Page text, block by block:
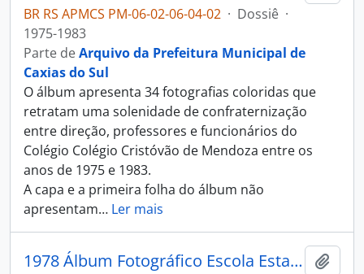
BR RS APMCS PM-06-02-06-04-02 · Dossiê ·
1975-1983
Parte deArquivo da Prefeitura Municipal de
Caxias do Sul
O álbum apresenta 34 fotografias coloridas que
retratam uma solenidade de confraternização
entre direção, professores e funcionários do
Colégio Colégio Cristóvão de Mendoza entre os
anos de 1975 e 1983.
A capa e a primeira folha do álbum não
apresentam… Ler mais
1978 Álbum Fotográfico Escola Estadual Cristóvão de Mendoza